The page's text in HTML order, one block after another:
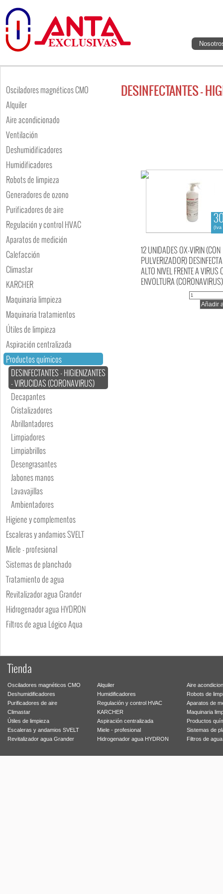
Osciladores magnéticos CMO
Alquiler
Aire acondicionado
Ventilación
Deshumidificadores
Humidificadores
Robots de limpieza
Generadores de ozono
Purificadores de aire
Regulación y control HVAC
Aparatos de medición
Calefacción
Climastar
KARCHER
Maquinaria limpieza
Maquinaria tratamientos
Útiles de limpieza
Aspiración centralizada
Productos químicos
DESINFECTANTES - HIGIENIZANTES
- VIRUCIDAS (CORONAVIRUS)
Decapantes
Cristalizadores
Abrillantadores
Limpiadores
Limpiabrillos
Desengrasantes
Jabones manos
Lavavajillas
Ambientadores
Higiene y complementos
Escaleras y andamios SVELT
Miele - profesional
Sistemas de planchado
Tratamiento de agua
Revitalizador agua Grander
Hidrogenador agua HYDRON
Filtros de agua Lógico Aqua
DESINFECTANTES -
12 UNIDADES OX-VIRIN (CON
PULVERIZADOR)
ALTO NIVEL FRENTE A VIRUS
ENVOLTURA (CORONAVIRUS)
(Iva
Tienda
Osciladores magnéticos CMO Alquiler
Aire
Deshumidificadores
Humidificadores
Robots de
Purificadores de aire
Regulación y control HVAC
Aparatos de
Climastar
KARCHER
Maquinaria
Útiles de limpieza
Aspiración centralizada
Productos
Escaleras y andamios SVELT
Miele - profesional
Sistemas de
Revitalizador agua Grander
Hidrogenador agua HYDRON Filtros de